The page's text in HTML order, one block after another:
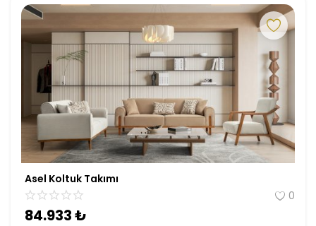
Yemek Odası
Mutfak
Dolap
Çalışma Odası
Genç Odası
Bahçe Mobilyaları
Asel Koltuk Takımı
0
84.933₺